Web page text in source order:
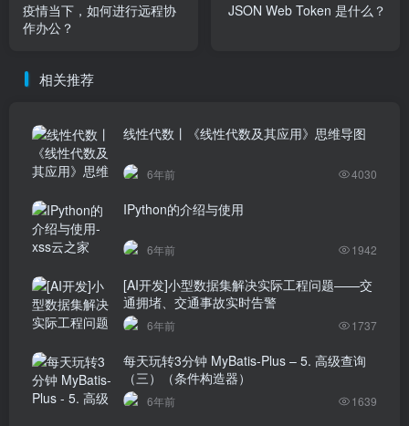
疫情当下，如何进行远程协
作办公？
JSON Web Token 是什么？
相关推荐
线性代数丨《线性代数及其应用》思维导图
6年前 4030
IPython的介绍与使用
6年前 1942
[AI开发]小型数据集解决实际工程问题——交
通拥堵、交通事故实时告警
6年前 1737
每天玩转3分钟 MyBatis-Plus – 5. 高级查询
（三）（条件构造器）
6年前 1639